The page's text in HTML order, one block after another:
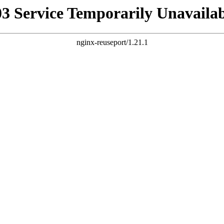
Service Temporarily
nginx-reuseport/1.21.1